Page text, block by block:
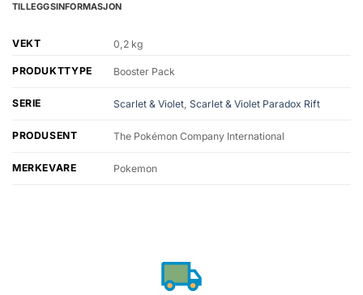
TILLEGGSINFORMASJON
VEKT 0,2 kg
PRODUKTTYPE Booster Pack
SERIE Scarlet & Violet, Scarlet & Violet Paradox Rift
PRODUSENT The Pokémon Company International
MERKEVARE Pokemon